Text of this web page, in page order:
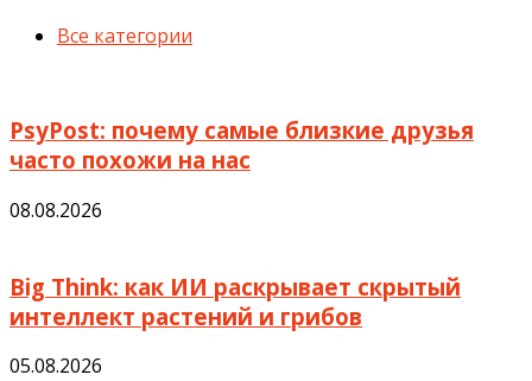
Все категории
PsyPost: почему самые близкие друзья
часто похожи на нас
08.08.2026
Big Think: как ИИ раскрывает скрытый
интеллект растений и грибов
05.08.2026